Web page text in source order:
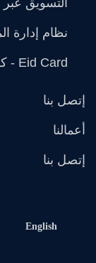
التسويق
نظام إدارة
Eid Card - كرت العيد
إتصل بنا
أعمالنا
إتصل بنا
English